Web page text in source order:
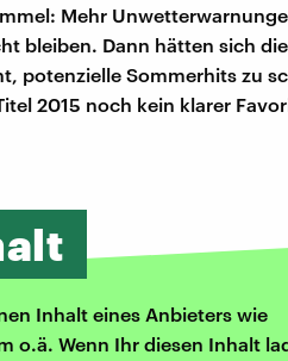
Mehr
bleiben. Dann hätten sich
potenzielle Sommerhits zu
2015 noch kein klarer
Inhalt eines Anbieters wie
o.ä. Wenn Ihr diesen Inhalt